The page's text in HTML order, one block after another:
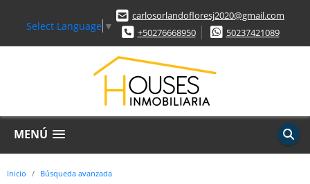
Select Language ▼
carlosorlandofloresj2020@gmail.com
+50276668950
50237421089
MENÚ
Inicio Búsqueda avanzada